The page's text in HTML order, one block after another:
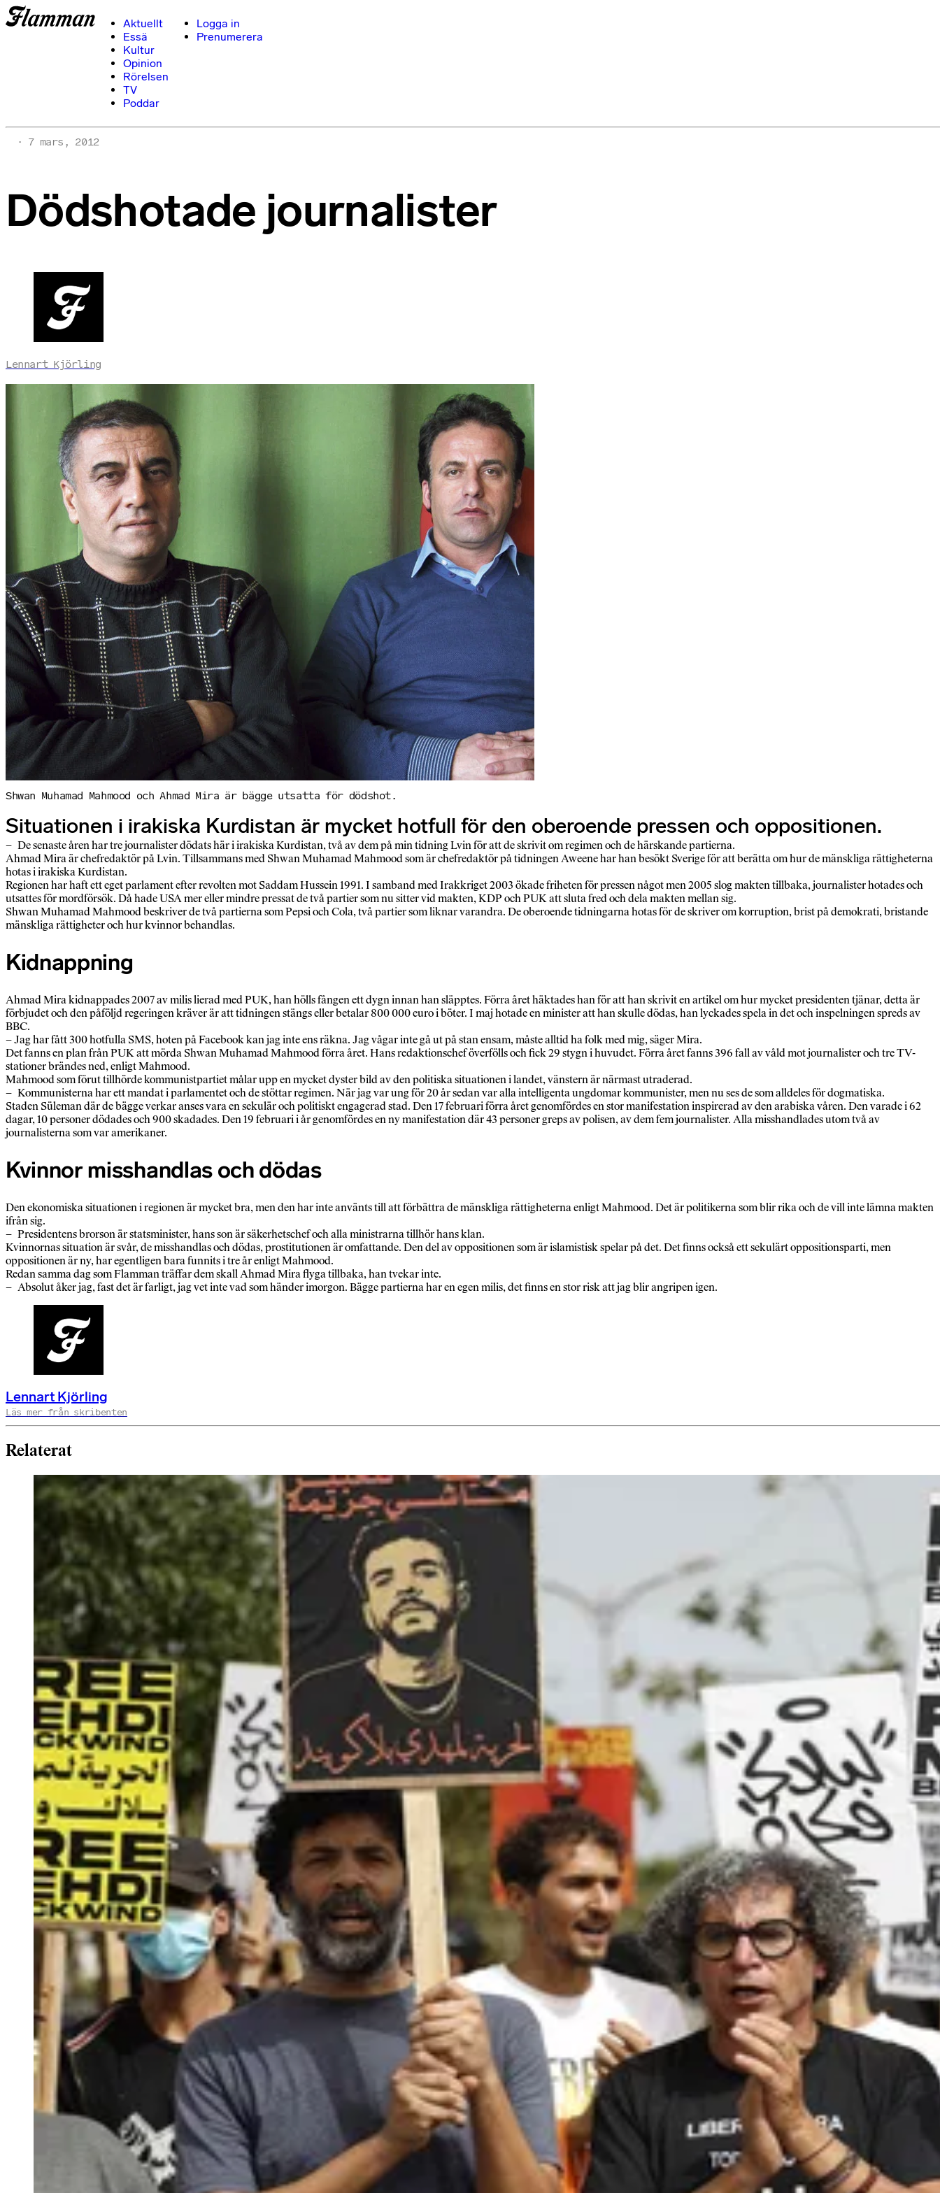
Aktuellt
Essä
Kultur
Opinion
Rörelsen
TV
Poddar
Logga in
Prenumerera
7 mars, 2012
Dödshotade journalister
Lennart Kjörling
Shwan Muhamad Mahmood och Ahmad Mira är bägge utsatta för dödshot.
Situationen i irakiska Kurdistan är mycket hotfull för den oberoende pressen och oppositionen.
– De senaste åren har tre journalister dödats här i irakiska Kurdistan, två av dem på min tidning Lvin för att de skrivit om regimen och de härskande partierna.
Ahmad Mira är chefredaktör på Lvin. Tillsammans med Shwan Muhamad Mahmood som är chefredaktör på tidningen Aweene har han besökt Sverige för att berätta om hur de mänskliga rättigheterna
hotas i irakiska Kurdistan.
Regionen har haft ett eget parlament efter revolten mot Saddam Hussein 1991. I samband med Irakkriget 2003 ökade friheten för pressen något men 2005 slog makten tillbaka, journalister hotades och
utsattes för mordförsök. Då hade USA mer eller mindre pressat de två partier som nu sitter vid makten, KDP och PUK att sluta fred och dela makten mellan sig.
Shwan Muhamad Mahmood beskriver de två partierna som Pepsi och Cola, två partier som liknar varandra. De oberoende tidningarna hotas för de skriver om korruption, brist på demokrati, bristande
mänskliga rättigheter och hur kvinnor behandlas.
Kidnappning
Ahmad Mira kidnappades 2007 av milis lierad med PUK, han hölls fången ett dygn innan han släpptes. Förra året häktades han för att han skrivit en artikel om hur mycket presidenten tjänar, detta är
förbjudet och den påföljd regeringen kräver är att tidningen stängs eller betalar 800 000 euro i böter. I maj hotade en minister att han skulle dödas, han lyckades spela in det och inspelningen spreds av
BBC.
– Jag har fått 300 hotfulla SMS, hoten på Facebook kan jag inte ens räkna. Jag vågar inte gå ut på stan ensam, måste alltid ha folk med mig, säger Mira.
Det fanns en plan från PUK att mörda Shwan Muhamad Mahmood förra året. Hans redaktionschef överfölls och fick 29 stygn i huvudet. Förra året fanns 396 fall av våld mot journalister och tre TV-
stationer brändes ned, enligt Mahmood.
Mahmood som förut tillhörde kommunistpartiet målar upp en mycket dyster bild av den politiska situationen i landet, vänstern är närmast utraderad.
– Kommunisterna har ett mandat i parlamentet och de stöttar regimen. När jag var ung för 20 år sedan var alla intelligenta ungdomar kommunister, men nu ses de som alldeles för dogmatiska.
Staden Süleman där de bägge verkar anses vara en sekulär och politiskt engagerad stad. Den 17 februari förra året genomfördes en stor manifestation inspirerad av den arabiska våren. Den varade i 62
dagar, 10 personer dödades och 900 skadades. Den 19 februari i år genomfördes en ny manifestation där 43 personer greps av polisen, av dem fem journalister. Alla misshandlades utom två av
journalisterna som var amerikaner.
Kvinnor misshandlas och dödas
Den ekonomiska situationen i regionen är mycket bra, men den har inte använts till att förbättra de mänskliga rättigheterna enligt Mahmood. Det är politikerna som blir rika och de vill inte lämna makten
ifrån sig.
– Presidentens brorson är statsminister, hans son är säkerhetschef och alla ministrarna tillhör hans klan.
Kvinnornas situation är svår, de misshandlas och dödas, prostitutionen är omfattande. Den del av oppositionen som är islamistisk spelar på det. Det finns också ett sekulärt oppositionsparti, men
oppositionen är ny, har egentligen bara funnits i tre år enligt Mahmood.
Redan samma dag som Flamman träffar dem skall Ahmad Mira flyga tillbaka, han tvekar inte.
– Absolut åker jag, fast det är farligt, jag vet inte vad som händer imorgon. Bägge partierna har en egen milis, det finns en stor risk att jag blir angripen igen.
Lennart Kjörling
Läs mer från skribenten
Relaterat